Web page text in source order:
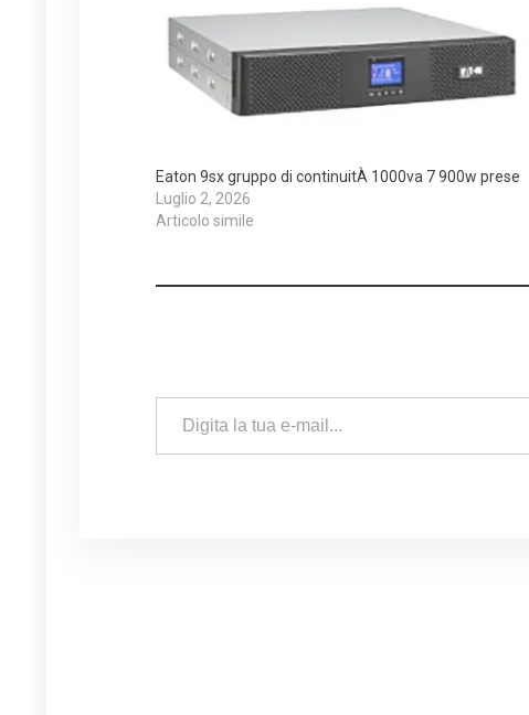
Eaton 9sx gruppo di continuitÀ 1000va 7 900w prese
Luglio 2, 2026
Articolo simile
Digita la tua e-mail...